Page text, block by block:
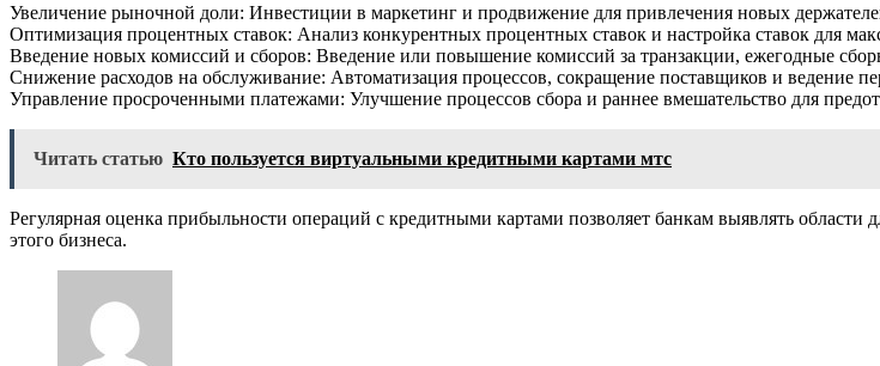
Увеличение рыночной доли: Инвестиции в маркетинг и продвижение для привлечения новых
Оптимизация процентных ставок: Анализ конкурентных процентных ставок и настройка ставок для
Введение новых комиссий и сборов: Введение или повышение комиссий за транзакции, ежегодные
Снижение расходов на обслуживание: Автоматизация процессов, сокращение поставщиков и ведение
Управление просроченными платежами: Улучшение процессов сбора и раннее вмешательство для
Читать статью Кто пользуется виртуальными кредитными картами мтс
Регулярная оценка прибыльности операций с кредитными картами позволяет банкам выявлять
этого бизнеса.